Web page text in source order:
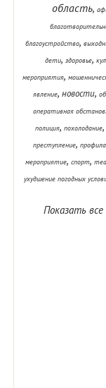
область,
благоустройство,
дети, здоровье,
мероприятия,
явление, новости,
оперативная
полиция, похолодание,
преступление,
мероприятие, спорт,
ухудшение погодных
Показать